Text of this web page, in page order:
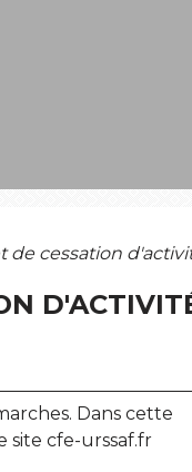
de cessation
Dans cette
site cfe-urssaf.fr